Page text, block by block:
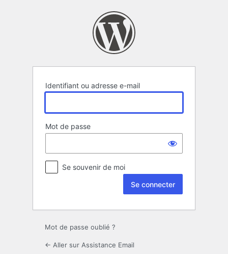
Identifiant ou adresse e-mail
Mot de passe
Se souvenir de moi
Mot de passe oublié ?
← Aller sur Assistance Email